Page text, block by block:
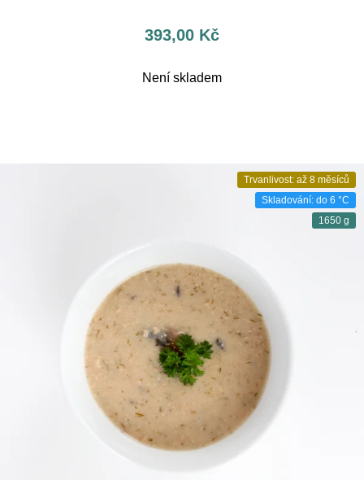
393,00 Kč
Není skladem
Trvanlivost: až 8 měsíců
Skladování: do 6 °C
1650 g